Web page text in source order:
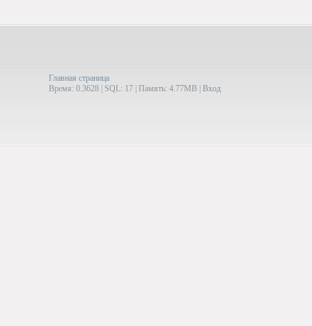
Главная страница
Время: 0.3628 | SQL: 17 | Память: 4.77MB Вход